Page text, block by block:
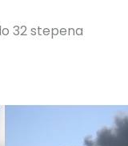
32 stepena